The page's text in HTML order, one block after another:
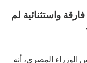
واستثنائية لم
المصري، أنه